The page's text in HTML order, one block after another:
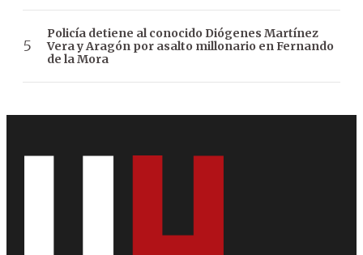
Policía detiene al conocido Diógenes Martínez
Vera y Aragón por asalto millonario en Fernando
de la Mora